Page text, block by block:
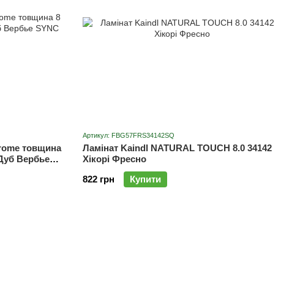
товщина
Вербье
Артикул: FBG57FRS34142SQ
Ламінат Kaindl NATURAL TOUCH 8.0 34142
Хікорі Фресно
822 грн
Купити